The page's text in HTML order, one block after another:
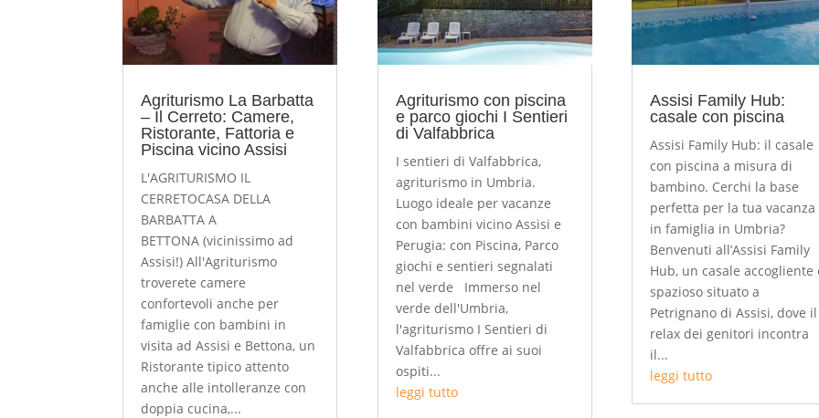
Agriturismo La Barbatta
– Il Cerreto: Camere,
Ristorante, Fattoria e
Piscina vicino Assisi
L'AGRITURISMO IL
CERRETOCASA DELLA
BARBATTA A
BETTONA (vicinissimo ad
Assisi!) All'Agriturismo
troverete camere
confortevoli anche per
famiglie con bambini in
visita ad Assisi e Bettona, un
Ristorante tipico attento
anche alle intolleranze con
doppia cucina,...
Agriturismo con piscina
e parco giochi I Sentieri
di Valfabbrica
I sentieri di Valfabbrica,
agriturismo in Umbria.
Luogo ideale per vacanze
con bambini vicino Assisi e
Perugia: con Piscina, Parco
giochi e sentieri segnalati
nel verde Immerso nel
verde dell'Umbria,
l'agriturismo I Sentieri di
Valfabbrica offre ai suoi
ospiti...
leggi tutto
Assisi Family Hub:
casale con piscina
Assisi Family Hub: il casale
con piscina a misura di
bambino. Cerchi la base
perfetta per la tua vacanza
in famiglia in Umbria?
Benvenuti all’Assisi Family
Hub, un casale accogliente
spazioso situato a
Petrignano di Assisi, dove il
relax dei genitori incontra
il...
leggi tutto